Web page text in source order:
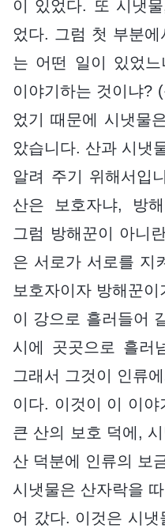
이 있었다. 또 시냇
었다. 그럼 첫 부분
는 어떤 일이 있었
이야기하는 것이냐?
었기 때문에 시냇물
았습니다. 산과 시냇
알려 주기 위해서입
산은 보호자냐, 방
그럼 방해꾼이 아니
은 서로가 서로를 지
보호자이자 방해꾼
이 강으로 흘러들어
시에 곳곳으로 흘러
그래서 그것이 인류
이다. 이것이 이 이
큰 산의 보호 덕에,
산 덕분에 인류의 보
시냇물은 산자락을
어 갔다. 이것은 시